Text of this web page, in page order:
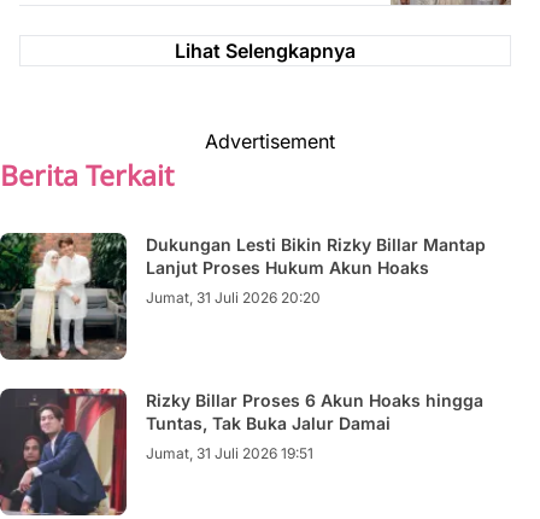
Lihat Selengkapnya
Advertisement
Berita Terkait
Dukungan Lesti Bikin Rizky Billar Mantap
Lanjut Proses Hukum Akun Hoaks
Jumat, 31 Juli 2026 20:20
Rizky Billar Proses 6 Akun Hoaks hingga
Tuntas, Tak Buka Jalur Damai
Jumat, 31 Juli 2026 19:51